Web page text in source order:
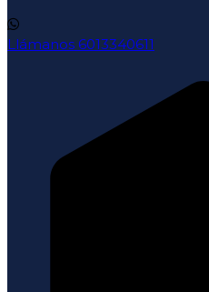
Llámanos 6013340611